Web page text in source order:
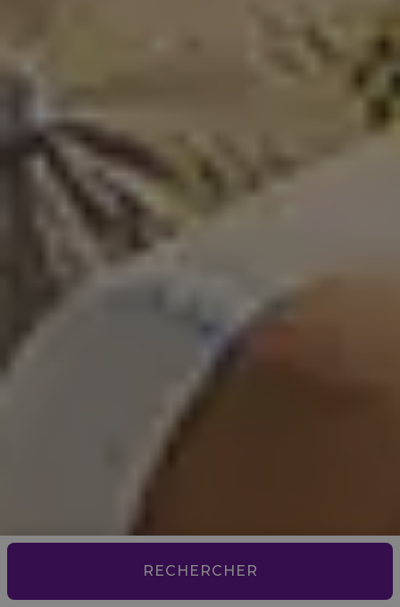
RECHERCHER